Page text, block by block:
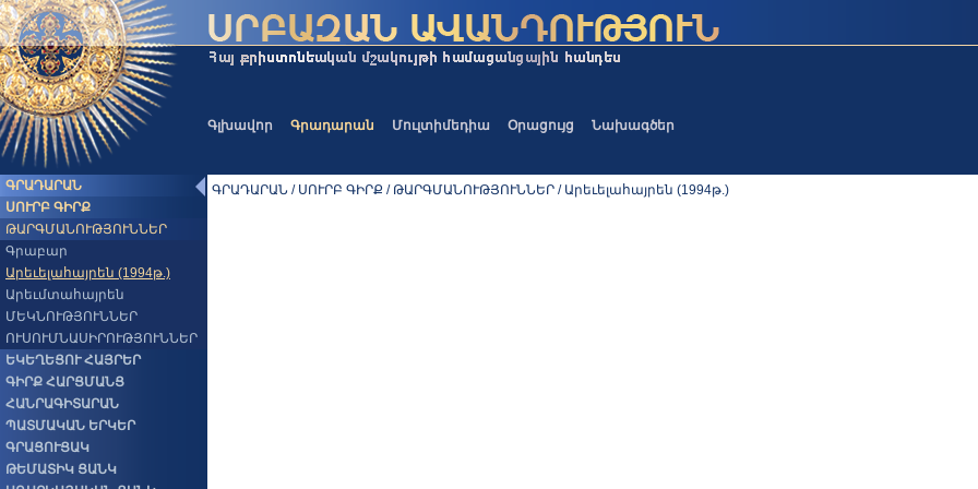
Գլխավոր Գրադարան Մուլտիմեդիա Օրացույց Նախագծեր
ԳՐԱԴԱՐԱՆ
ՍՈՒՐԲ ԳԻՐՔ
ԹԱՐԳՄԱՆՈՒԹՅՈՒՆՆԵՐ
Գրաբար
Արեւելահայրեն (1994թ.)
Արեւմտահայրեն
ՄԵԿՆՈՒԹՅՈՒՆՆԵՐ
ՈՒՍՈՒՄՆԱՍԻՐՈՒԹՅՈՒՆՆԵՐ
ԵԿԵՂԵՑՈՒ ՀԱՅՐԵՐ
ԳԻՐՔ ՀԱՐՑՄԱՆՑ
ՀԱՆՐԱԳԻՏԱՐԱՆ
ՊԱՏՄԱԿԱՆ ԵՐԿԵՐ
ԳՐԱՑՈՒՑԱԿ
ԹԵՄԱՏԻԿ ՑԱՆԿ
ԳՐԱԴԱՐԱՆ / ՍՈՒՐԲ ԳԻՐՔ / ԹԱՐԳՄԱՆՈՒԹՅՈՒՆՆԵՐ / Արեւելահայրեն (1994թ.)